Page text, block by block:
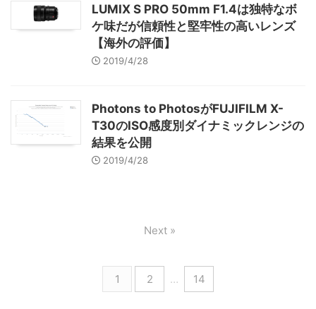
LUMIX S PRO 50mm F1.4は独特なボ
ケ味だが信頼性と堅牢性の高いレンズ
【海外の評価】
2019/4/28
Photons to PhotosがFUJIFILM X-
T30のISO感度別ダイナミックレンジの
結果を公開
2019/4/28
1 2 … 14
Next »